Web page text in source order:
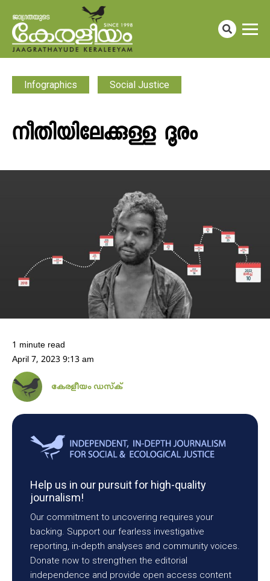
Infographics Social Justice
നീതിയിലേക്കുള്ള ​ദൂരം
1 minute read
April 7, 2023 9:13 am
കേരളീയം ഡസ്ക്
Help us in our pursuit for high-quality
journalism!
Our commitment to uncovering requires your
backing. Support our fearless investigative
reporting, in-depth analyses and community voices.
Donate now to strengthen the editorial
independence and provide open access content